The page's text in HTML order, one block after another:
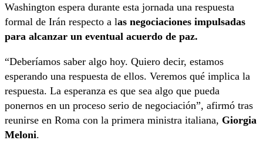
Washington espera durante esta jornada una respuesta
formal de Irán respecto a las negociaciones impulsadas
para alcanzar un eventual acuerdo de paz.
“Deberíamos saber algo hoy. Quiero decir, estamos
esperando una respuesta de ellos. Veremos qué implica la
respuesta. La esperanza es que sea algo que pueda
ponernos en un proceso serio de negociación”, afirmó tras
reunirse en Roma con la primera ministra italiana, Giorgia
Meloni.